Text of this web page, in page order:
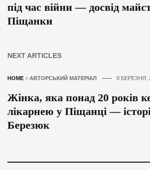
під час війни — досвід
Піщанки
NEXT ARTICLES
HOME > АВТОРСЬКИЙ МАТЕРІАЛ 8 БЕРЕЗНЯ,
Жінка, яка понад 20 років
лікарнею у Піщанці —
Березюк